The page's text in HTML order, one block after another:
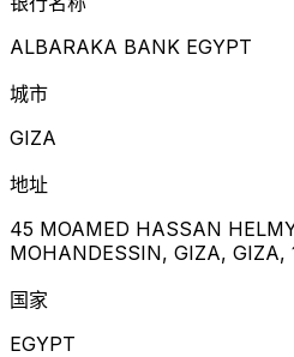
ALBARAKA BANK EGYPT
城市
GIZA
地址
45 MOAMED HASSAN
MOHANDESSIN, GIZA, GIZA,
国家
EGYPT